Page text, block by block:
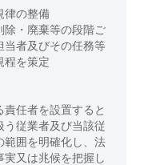
律の整備
除・廃棄等の段階ご
当者及びその任務等
程を策定
任者を設置すると
う従業者及び当該従
範囲を明確化し、法
又は兆候を把握し